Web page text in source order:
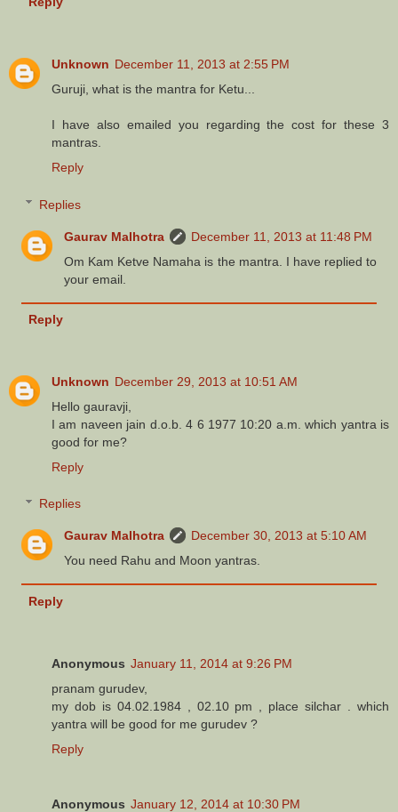
Unknown December 11, 2013 at 2:55 PM
Guruji, what is the mantra for Ketu...
I have also emailed you regarding the cost for these 3
mantras.
Reply
Replies
Gaurav Malhotra
December 11, 2013 at 11:48 PM
Om Kam Ketve Namaha is the mantra. I have replied to
your email.
Reply
Unknown December 29, 2013 at 10:51 AM
Hello gauravji,
I am naveen jain d.o.b. 4 6 1977 10:20 a.m. which yantra is
good for me?
Reply
Replies
Gaurav Malhotra
December 30, 2013 at 5:10 AM
You need Rahu and Moon yantras.
Reply
Anonymous January 11, 2014 at 9:26 PM
pranam gurudev,
my dob is 04.02.1984 , 02.10 pm , place silchar . which
yantra will be good for me gurudev ?
Reply
Anonymous January 12, 2014 at 10:30 PM